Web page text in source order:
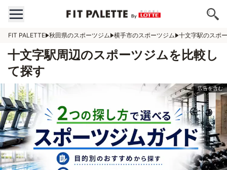
FIT PALETTE 秋田県のスポーツジム 横手市のスポーツジム 十文字駅のスポ
十文字駅周辺のスポーツジムを比較し
て探す